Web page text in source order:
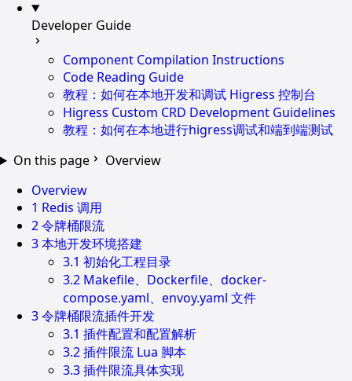
Developer Guide
Component Compilation Instructions
Code Reading Guide
教程：如何在本地开发和调试 Higress 控制台
Higress Custom CRD Development Guidelines
教程：如何在本地进行higress调试和端到端测试
On this page
Overview
Overview
1 Redis 调用
2 令牌桶限流
3 本地开发环境搭建
3.1 初始化工程目录
3.2 Makefile、Dockerfile、docker-
compose.yaml、envoy.yaml 文件
3 令牌桶限流插件开发
3.1 插件配置和配置解析
3.2 插件限流 Lua 脚本
3.3 插件限流具体实现